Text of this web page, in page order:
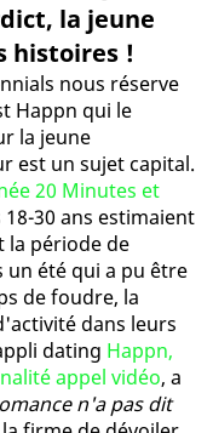
la jeune
histoires !
nous réserve
Happn qui le
la jeune
est un sujet capital.
20 Minutes et
30 ans estimaient
période de
été qui a pu être
de foudre, la
dans leurs
dating Happn,
appel vidéo, a
n'a pas dit